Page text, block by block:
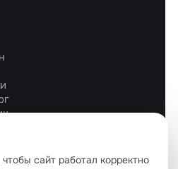
сайт работал корректно